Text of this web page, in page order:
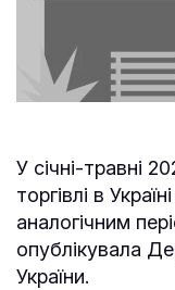
У січні-травні
торгівлі в
аналогічним
опублікувала
України.